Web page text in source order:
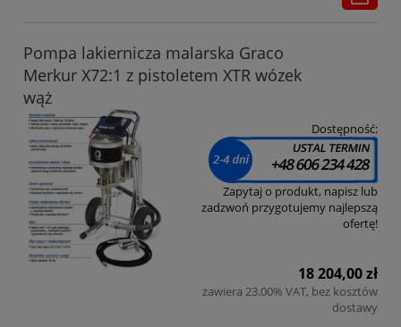
Pompa lakiernicza malarska Graco
Merkur X72:1 z pistoletem XTR wózek
wąż
Dostępność:
Zapytaj o produkt, napisz lub
zadzwoń przygotujemy najlepszą
ofertę!
18 204,00 zł
zawiera 23.00% VAT, bez kosztów
dostawy